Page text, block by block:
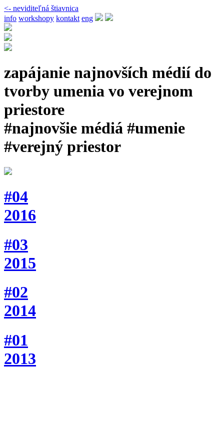
<- neviditeľná štiavnica
info workshopy kontakt eng
zapájanie najnovších médií do
tvorby umenia vo verejnom
priestore
#najnovšie médiá #umenie
#verejný priestor
#04
2016
#03
2015
#02
2014
#01
2013